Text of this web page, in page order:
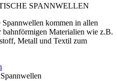
Spannwellen kommen in allen
bahnförmigen Materialien wie z.B.
Metall und Textil zum